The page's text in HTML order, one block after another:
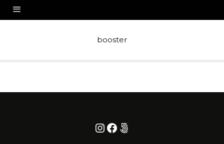
booster
Instagram
Facebook
500px